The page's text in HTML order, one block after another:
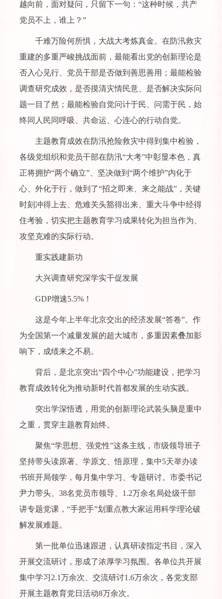
越向前，面对疑问，只留下一句：“这种时候，共产
党员不上，谁上？”
千难万险何所惧，大战大考炼真金。在防汛救灾
重建的多重严峻挑战面前，最能看出党的创新理论是
否入心见行、党员干部是否做到善思善用；最能检验
调查研究成效，是否摸清灾情民意、是否解决实际问
题一目了然；最能检验自觉问计于民、问需于民，始
终同人民同呼吸、共命运、心连心的行动自觉。
主题教育成效在防汛抢险救灾中得到集中检验，
各级党组织和党员干部在防汛“大考”中彰显本色，真
正将拥护“两个确立”、坚决做到“两个维护”内化于
心、外化于行，做到了“招之即来、来之能战”，关键
时刻冲得上去、危难关头豁得出来、重大斗争中经得
住考验，切实把主题教育学习成果转化为担当作为、
攻坚克难的实际行动。
重实践建新功
大兴调查研究深学实干促发展
GDP增速5.5%！
这是今年上半年北京交出的经济发展“答卷”。作
为全国第一个减量发展的超大城市，多重因素叠加影
响下，成绩来之不易。
背后，是北京突出“四个中心”功能建设，把学习
教育成效转化为推动新时代首都发展的生动实践。
突出学深悟透，用党的创新理论武装头脑是重中
之重，贯穿主题教育始终。
聚焦“学思想、强党性”这条主线，市级领导班子
坚持带头读原著、学原文、悟原理，集中5天举办读
书班开局领学，每月集中学习、专题研讨。市委书记
尹力带头、38名党员市领导、1.2万余名局处级干部
讲专题党课，“手把手”划重点教大家运用科学理论破
解发展难题。
第一批单位迅速跟进，认真研读指定书目，深入
开展交流研讨，形成了浓厚学习氛围。各单位共开展
集中学习2.1万余次、交流研讨1.6万余次，各党支部
开展主题教育党日活动8万余次。